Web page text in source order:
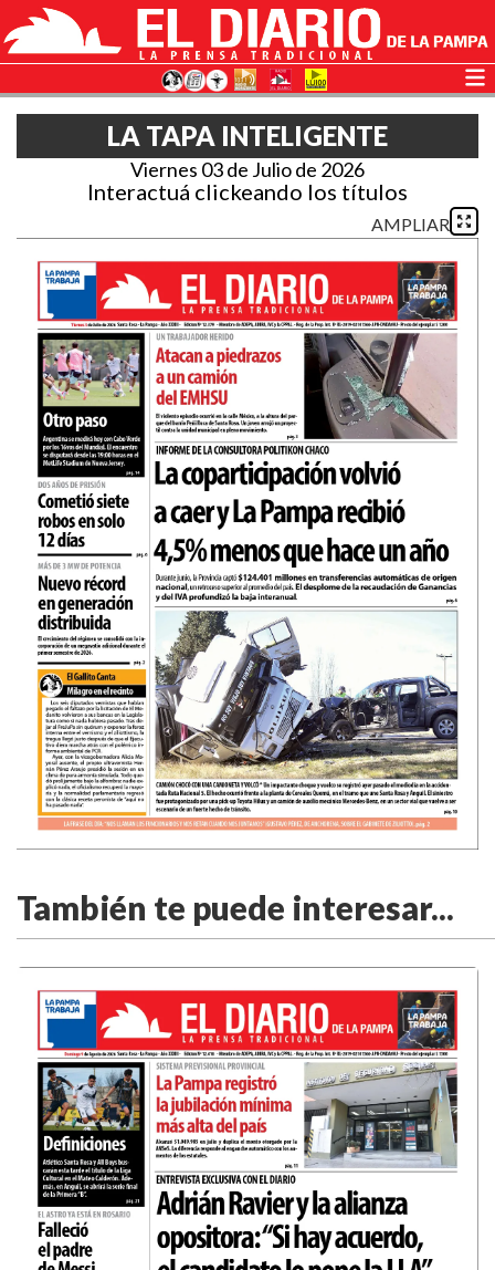
LA TAPA INTELIGENTE
Viernes 03 de Julio de 2026
Interactuá clickeando los títulos
AMPLIAR
También te puede interesar...